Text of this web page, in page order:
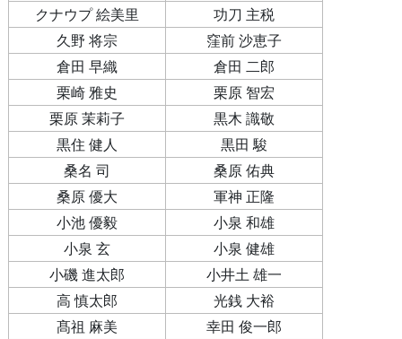
クナウプ 絵美里
功刀 主税
久野 将宗
窪前 沙恵子
倉田 早織
倉田 二郎
栗崎 雅史
栗原 智宏
栗原 茉莉子
黒木 識敬
黒住 健人
黒田 駿
桑名 司
桑原 佑典
桑原 優大
軍神 正隆
小池 優毅
小泉 和雄
小泉 玄
小泉 健雄
小磯 進太郎
小井土 雄一
高 慎太郎
光銭 大裕
髙祖 麻美
幸田 俊一郎